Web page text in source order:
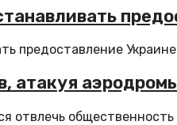
предоставление
отвлечь